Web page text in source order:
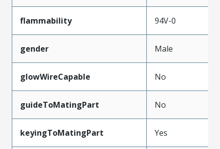
flammability 94V-0
gender Male
glowWireCapable No
guideToMatingPart No
keyingToMatingPart Yes